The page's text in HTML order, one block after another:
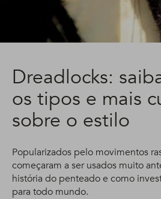
Dreadlocks:
os tipos e mais
sobre o estilo
Popularizados pelo movimentos
começaram a ser usados muito
história do penteado e como
para todo mundo.